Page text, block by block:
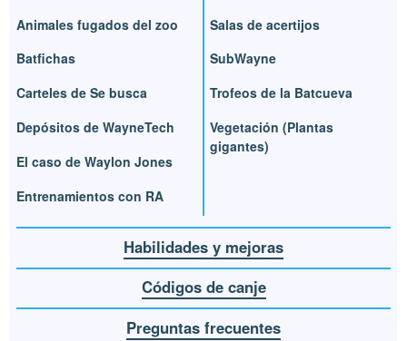
Animales fugados del zoo
Batfichas
Carteles de Se busca
Depósitos de WayneTech
El caso de Waylon Jones
Entrenamientos con RA
Salas de acertijos
SubWayne
Trofeos de la Batcueva
Vegetación (Plantas
gigantes)
Habilidades y mejoras
Códigos de canje
Preguntas frecuentes